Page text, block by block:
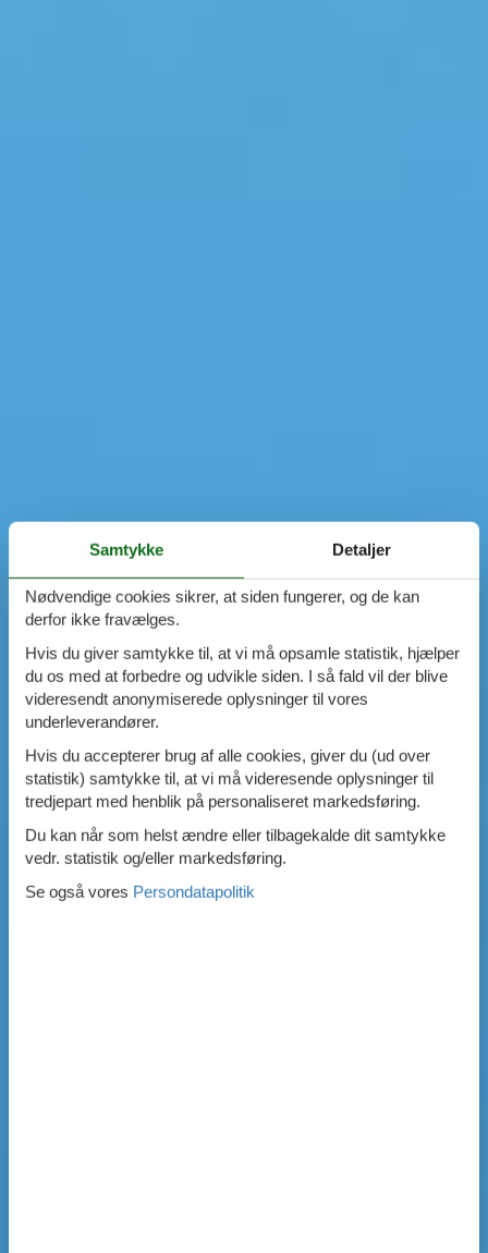
Samtykke Detaljer
Nødvendige cookies sikrer, at siden fungerer, og de kan
derfor ikke fravælges.
Hvis du giver samtykke til, at vi må opsamle statistik, hjælper
du os med at forbedre og udvikle siden. I så fald vil der blive
videresendt anonymiserede oplysninger til vores
underleverandører.
Hvis du accepterer brug af alle cookies, giver du (ud over
statistik) samtykke til, at vi må videresende oplysninger til
tredjepart med henblik på personaliseret markedsføring.
Du kan når som helst ændre eller tilbagekalde dit samtykke
vedr. statistik og/eller markedsføring.
Se også vores Persondatapolitik